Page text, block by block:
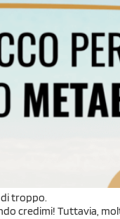
di troppo.
credimi! Tuttavia,